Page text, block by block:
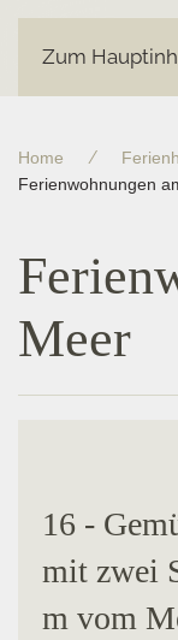
Zum
Home
Ferienwohnungen
Meer
16 -
mit zwei
m vom